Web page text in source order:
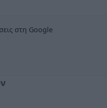
στη Google